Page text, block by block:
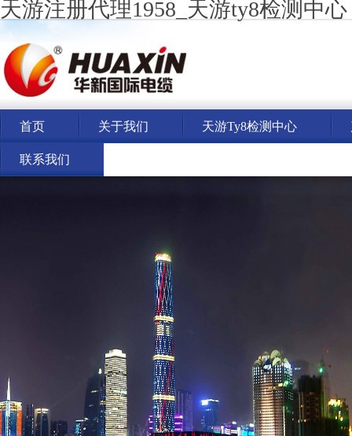
天游注册代理1958_天游ty8检测中心
首页 关于我们 天游ty8检测中心
联系我们